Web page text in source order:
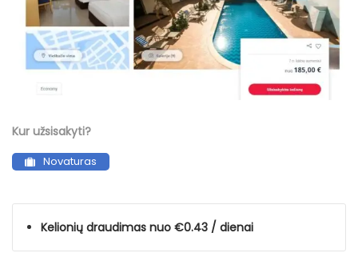
Kur užsisakyti?
Novaturas
Kelionių draudimas nuo €0.43 / dienai